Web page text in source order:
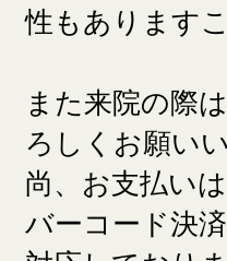
性もあります
また来院の際
ろしくお願い
尚、お支払い
バーコード決